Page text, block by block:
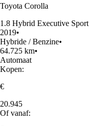
Toyota Corolla
1.8 Hybrid Executive Sport
2019•
Hybride / Benzine•
64.725 km•
Automaat
Kopen:
€
20.945
Of vanaf: